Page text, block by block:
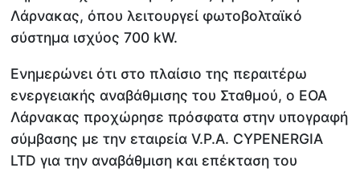
Λάρνακας, όπου λειτουργεί φωτοβολταϊκό
σύστημα ισχύος 700 kW.
Ενημερώνει ότι στο πλαίσιο της περαιτέρω
ενεργειακής αναβάθμισης του Σταθμού, ο ΕΟΑ
Λάρνακας προχώρησε πρόσφατα στην υπογραφή
σύμβασης με την εταιρεία V.P.A. CYPENERGIA
LTD για την αναβάθμιση και επέκταση του